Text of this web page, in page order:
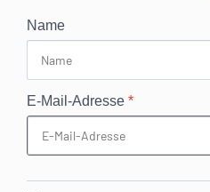
Name
E-Mail-Adresse *